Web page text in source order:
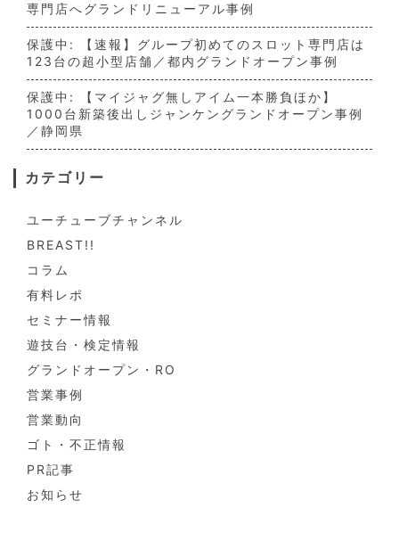
専門店へグランドリニューアル事例
保護中: 【速報】グループ初めてのスロット専門店は
123台の超小型店舗／都内グランドオープン事例
保護中: 【マイジャグ無しアイム一本勝負ほか】
1000台新築後出しジャンケングランドオープン事例
／静岡県
カテゴリー
ユーチューブチャンネル
BREAST!!
コラム
有料レポ
セミナー情報
遊技台・検定情報
グランドオープン・RO
営業事例
営業動向
ゴト・不正情報
PR記事
お知らせ